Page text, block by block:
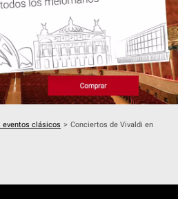
eventos clásicos > Conciertos de Vivaldi en